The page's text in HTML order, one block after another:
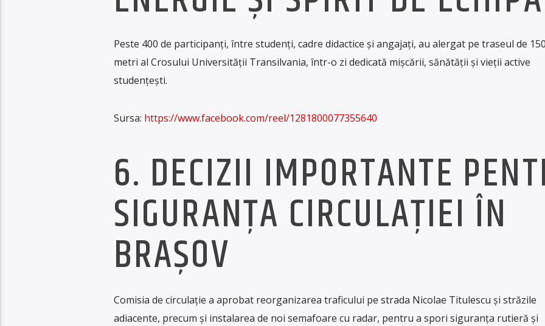
Peste 400 de participanți, între studenți, cadre didactice și angajați, au alergat pe traseul de
metri al Crosului Universității Transilvania, într-o zi dedicată mișcării, sănătății și vieții active
studențești.
Sursa: https://www.facebook.com/reel/1281800077355640
6. DECIZII IMPORTANTE
SIGURANȚA CIRCULAȚIEI ÎN
BRAȘOV
Comisia de circulație a aprobat reorganizarea traficului pe strada Nicolae Titulescu și străzile
adiacente, precum și instalarea de noi semafoare cu radar, pentru a spori siguranța rutieră și